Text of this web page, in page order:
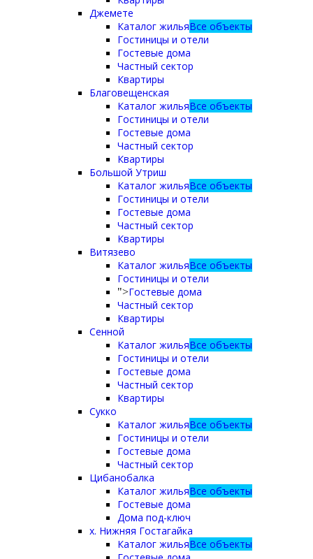
Джемете
Каталог жильяВсе объекты
Гостиницы и отели
Гостевые дома
Частный сектор
Квартиры
Благовещенская
Каталог жильяВсе объекты
Гостиницы и отели
Гостевые дома
Частный сектор
Квартиры
Большой Утриш
Каталог жильяВсе объекты
Гостиницы и отели
Гостевые дома
Частный сектор
Квартиры
Витязево
Каталог жильяВсе объекты
Гостиницы и отели
">Гостевые дома
Частный сектор
Квартиры
Сенной
Каталог жильяВсе объекты
Гостиницы и отели
Гостевые дома
Частный сектор
Квартиры
Сукко
Каталог жильяВсе объекты
Гостиницы и отели
Гостевые дома
Частный сектор
Цибанобалка
Каталог жильяВсе объекты
Гостевые дома
Дома под-ключ
х. Нижняя Гостагайка
Каталог жильяВсе объекты